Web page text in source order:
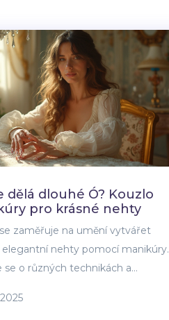
dělá dlouhé Ó? Kouzlo
pro krásné nehty
zaměřuje na umění vytvářet
elegantní nehty pomocí manikúry.
se o různých technikách a
v malé umělecké dílo. Zjistíte, jak